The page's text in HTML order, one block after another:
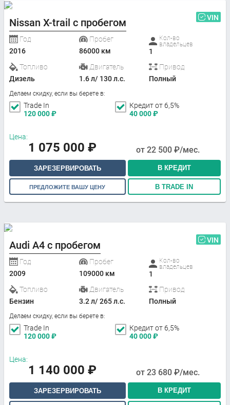
Nissan X-trail с пробегом VIN
Год
2016
Пробег
86000 км
Кол-во
владельцев
1
Топливо
Дизель
Двигатель
1.6 л/ 130 л.с.
Привод
Полный
Делаем скидку, если вы берете в:
Trade In
120 000₽
Кредит от 6,5%
40 000₽
Цена:
1 075 000 ₽ от 22 500 ₽/мес.
ЗАРЕЗЕРВИРОВАТЬ В КРЕДИТ
ПРЕДЛОЖИТЕ ВАШУ ЦЕНУ В TRADE IN
Audi A4 с пробегом VIN
Год
2009
Пробег
109000 км
Кол-во
владельцев
1
Топливо
Бензин
Двигатель
3.2 л/ 265 л.с.
Привод
Полный
Делаем скидку, если вы берете в:
Trade In
120 000₽
Кредит от 6,5%
40 000₽
Цена:
1 140 000 ₽ от 23 680 ₽/мес.
ЗАРЕЗЕРВИРОВАТЬ В КРЕДИТ